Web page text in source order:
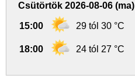
Csütörtök 2026-08-06 (ma)
15:00 29 tól 30 °C
18:00 24 tól 27 °C